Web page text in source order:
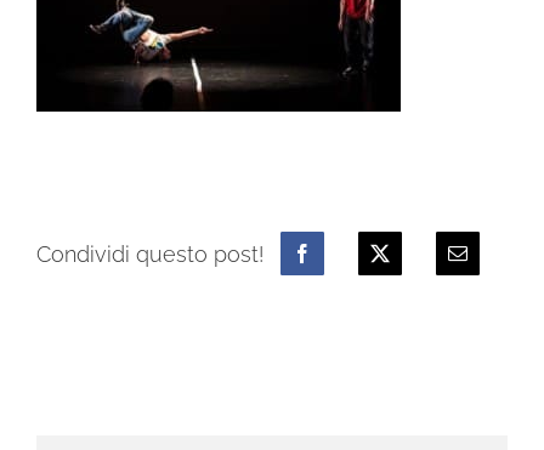
Condividi questo post!